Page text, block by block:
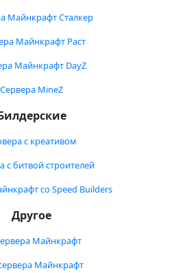
Майнкрафт Сталкер
Майнкрафт Раст
Майнкрафт DayZ
Сервера MineZ
с креативом
с битвой строителей
со Speed Builders
Другое
Майнкрафт
Майнкрафт